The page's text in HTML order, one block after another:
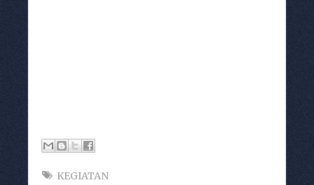
KEGIATAN